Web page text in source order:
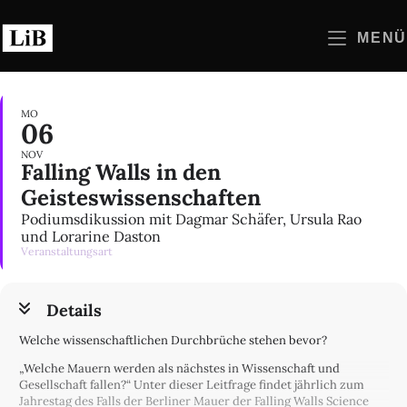
Inhalt
springen
MENÜ
MO
06
NOV
Falling Walls in den
Geisteswissenschaften
Podiumsdikussion mit Dagmar Schäfer, Ursula Rao
und Lorarine Daston
Veranstaltungsart
Details
Welche wissenschaftlichen Durchbrüche stehen bevor?
„Welche Mauern werden als nächstes in Wissenschaft und
Gesellschaft fallen?“ Unter dieser Leitfrage findet jährlich zum
Jahrestag des Falls der Berliner Mauer der Falling Walls Science